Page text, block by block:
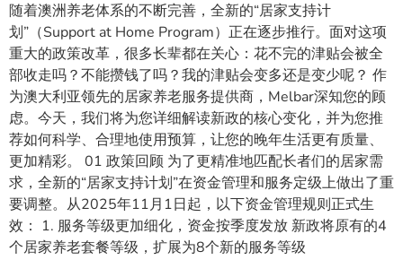
随着澳洲养老体系的不断完善，全新的“居家支持计
划”（Support at Home Program）正在逐步推行。面对这项
重大的政策改革，很多长辈都在关心：花不完的津贴会被全
部收走吗？不能攒钱了吗？我的津贴会变多还是变少呢？ 作
为澳大利亚领先的居家养老服务提供商，Melbar深知您的顾
虑。今天，我们将为您详细解读新政的核心变化，并为您推
荐如何科学、合理地使用预算，让您的晚年生活更有质量、
更加精彩。 01 政策回顾 为了更精准地匹配长者们的居家需
求，全新的“居家支持计划”在资金管理和服务定级上做出了重
要调整。从2025年11月1日起，以下资金管理规则正式生
效： 1. 服务等级更加细化，资金按季度发放 新政将原有的4
个居家养老套餐等级，扩展为8个新的服务等级